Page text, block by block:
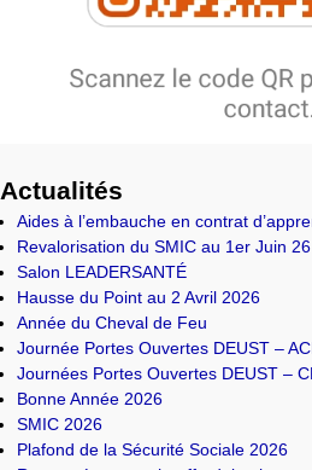
Actualités
Aides à l’embauche en contrat
Revalorisation du SMIC au 1er Juin 26
Salon LEADERSANTÉ
Hausse du Point au 2 Avril 2026
Année du Cheval de Feu
Journée Portes Ouvertes DEUST –
Journées Portes Ouvertes DEUST –
Bonne Année 2026
SMIC 2026
Plafond de la Sécurité Sociale 2026